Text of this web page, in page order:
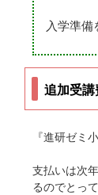
入学準備
追加受講
『進研ゼミ
支払いは次
るのでとっ